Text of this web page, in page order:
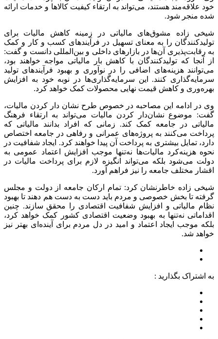
خود علاقه‌مند هستند، می‌تواند به ارتقاء کیفیت کالاها و خدمات ارائه
شده منجر شود.
شیخی زاده مشوق‌های مالیاتی در زمینه کاهش مالیات برای
تولیدکنندگان را به معنای تسهیل در فرآیندهای کسب و کار و کمک
به رقابت‌پذیری آن‌ها در بازارهای داخلی و بین‌المللی دانست و گفت:
از آنجا که تولیدکنندگان با کاهش بار مالیاتی مواجه خواهند بود،
می‌توانند هزینه‌های اضافی را در نوآوری و بهبود فرآیندهای تولید
سرمایه‌گذاری کنند. این سرمایه‌گذاری‌ها در نوبه خود به افزایش
بهره‌وری و کاهش قیمت نهایی محصولات کمک خواهد کرد.
وی در ادامه این مصاحبه در خصوص طرح نشان دار کردن مالیات،
گفت: موضوع نشان‌دار کردن مالیات می‌تواند به ارتقاء فرهنگ
مالیاتی در جامعه کمک کند. زمانی که افراد بدانند مالیاتی که
پرداخت می‌کنند به پروژه‌های عمرانی و رفاهی در جامعه اختصاص
دارد، تمایل بیشتری به پرداخت آن پیدا خواهند کرد. ایجاد شفافیت در
نحوه هزینه‌کرد مالیات‌ها نه‌تنها موجب افزایش اعتماد عمومی به
دولت می‌شود بلکه می‌تواند انگیزه لازم برای پرداخت مالیات در
اقشار مختلف جامعه را نیز فراهم آورد.
شیخی زاده خاطرنشان کرد: تمام ارکان جامعه از دولت و مجلس
گرفته تا بخش خصوصی و مردم باید دست به دست هم دهند تا بهبود
نظام مالیاتی و افزایش شفافیت اقتصادی را محقق سازند. چنین
اقداماتی نه‌تنها به بهبود وضعیت اقتصادی کشور کمک خواهد کرد،
بلکه موجب ایجاد اعتماد و امید در دل مردم برای آینده‌ای بهتر نیز
خواهد شد.
به اشتراک بگذارید :